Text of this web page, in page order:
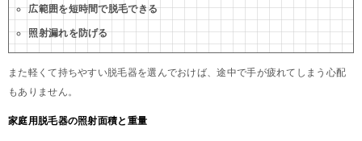
広範囲を短時間で脱毛できる
照射漏れを防げる
また軽くて持ちやすい脱毛器を選んでおけば、途中で手が疲れてしまう心配
もありません。
家庭用脱毛器の照射面積と重量